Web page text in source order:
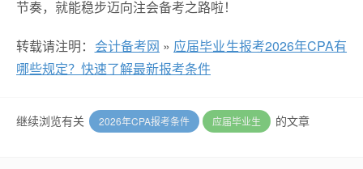
节奏，就能稳步迈向注会备考之路啦！
转载请注明： 会计备考网 » 应届毕业生报考2026年CPA有
哪些规定？快速了解最新报考条件
继续浏览有关 2026年CPA报考条件 应届毕业生 的文章